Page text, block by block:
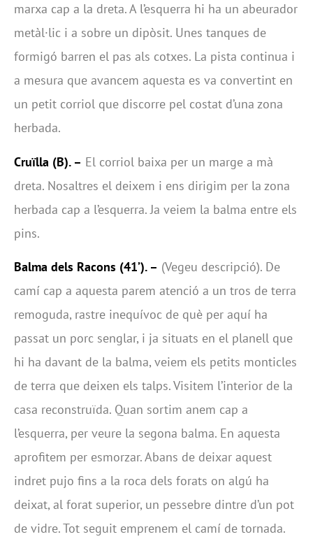
marxa cap a la dreta. A l’esquerra hi ha un abeurador
metàl·lic i a sobre un dipòsit. Unes tanques de
formigó barren el pas als cotxes. La pista continua i
a mesura que avancem aquesta es va convertint en
un petit corriol que discorre pel costat d’una zona
herbada.
Cruïlla (B). – El corriol baixa per un marge a mà
dreta. Nosaltres el deixem i ens dirigim per la zona
herbada cap a l’esquerra. Ja veiem la balma entre els
pins.
Balma dels Racons (41’). – (Vegeu descripció). De
camí cap a aquesta parem atenció a un tros de terra
remoguda, rastre inequívoc de què per aquí ha
passat un porc senglar, i ja situats en el planell que
hi ha davant de la balma, veiem els petits monticles
de terra que deixen els talps. Visitem l’interior de la
casa reconstruïda. Quan sortim anem cap a
l’esquerra, per veure la segona balma. En aquesta
aprofitem per esmorzar. Abans de deixar aquest
indret pujo fins a la roca dels forats on algú ha
deixat, al forat superior, un pessebre dintre d’un pot
de vidre. Tot seguit emprenem el camí de tornada.